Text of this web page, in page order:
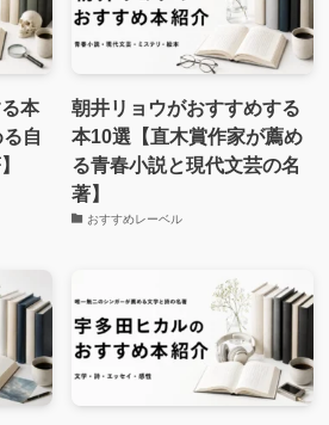
本
自
朝井リョウがおすすめする
本10選【直木賞作家が薦め
る青春小説と現代文芸の名
著】
おすすめレーベル